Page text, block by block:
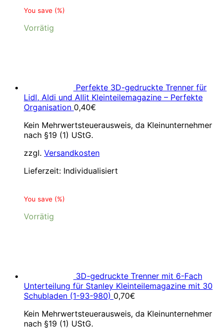
You save (%)
Vorrätig
Perfekte 3D-gedruckte Trenner für
Lidl, Aldi und Allit Kleinteilemagazine – Perfekte
Organisation 0,40€
Kein Mehrwertsteuerausweis, da Kleinunternehmer
nach §19 (1) UStG.
zzgl. Versandkosten
Lieferzeit: Individualisiert
You save (%)
Vorrätig
3D-gedruckte Trenner mit 6-Fach
Unterteilung für Stanley Kleinteilemagazine mit 30
Schubladen (1-93-980) 0,70€
Kein Mehrwertsteuerausweis, da Kleinunternehmer
nach §19 (1) UStG.